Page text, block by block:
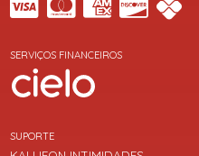
SERVIÇOS FINANCEIROS
SUPORTE